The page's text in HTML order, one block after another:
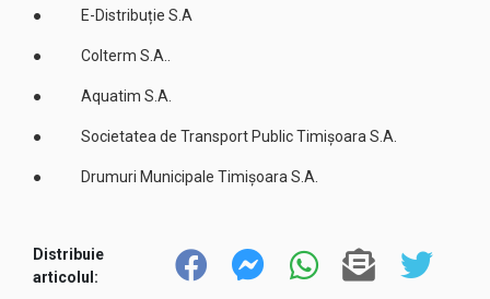
● E-Distribuție S.A
● Colterm S.A..
● Aquatim S.A.
● Societatea de Transport Public Timișoara S.A.
● Drumuri Municipale Timișoara S.A.
Distribuie
articolul: